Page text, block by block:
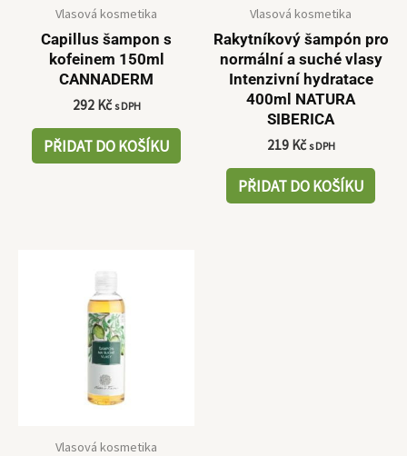
Vlasová kosmetika
Capillus šampon s
kofeinem 150ml
CANNADERM
292 Kč s DPH
PŘIDAT DO KOŠÍKU
Vlasová kosmetika
Rakytníkový šampón pro
normální a suché vlasy
Intenzivní hydratace
400ml NATURA
SIBERICA
219 Kč s DPH
PŘIDAT DO KOŠÍKU
Vlasová kosmetika